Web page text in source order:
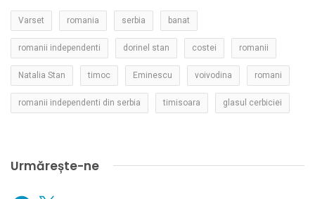
Varset romania serbia banat
romanii independenti dorinel stan costei romanii
Natalia Stan timoc Eminescu voivodina romani
romanii independenti din serbia timisoara glasul cerbiciei
Urmărește-ne